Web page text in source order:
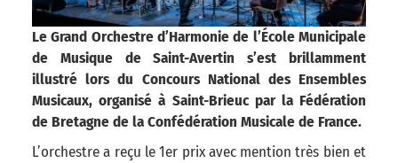
Le Grand Orchestre d’Harmonie de l’École Municipale
de Musique de Saint-Avertin s’est brillamment
illustré lors du Concours National des Ensembles
Musicaux, organisé à Saint-Brieuc par la Fédération
de Bretagne de la Confédération Musicale de France.
L’orchestre a reçu le 1er prix avec mention très bien et